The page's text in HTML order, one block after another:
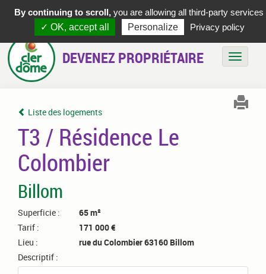
DEVENEZ PROPRIÉTAIRE
Liste des logements
T3 / Résidence Le
Colombier
Billom
Superficie :
65 m²
Tarif :
171 000 €
Lieu :
rue du Colombier 63160 Billom
Descriptif :
By continuing to scroll, you are allowing all third-party services
✓ OK, accept all
Personalize Privacy policy